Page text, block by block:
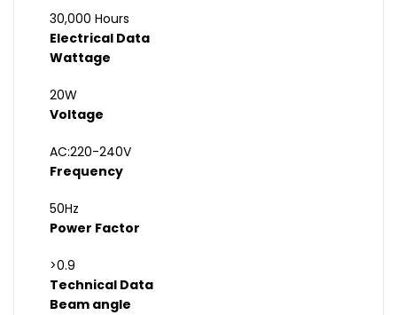
30,000 Hours
Electrical Data
Wattage
20W
Voltage
AC:220-240V
Frequency
50Hz
Power Factor
>0.9
Technical Data
Beam angle